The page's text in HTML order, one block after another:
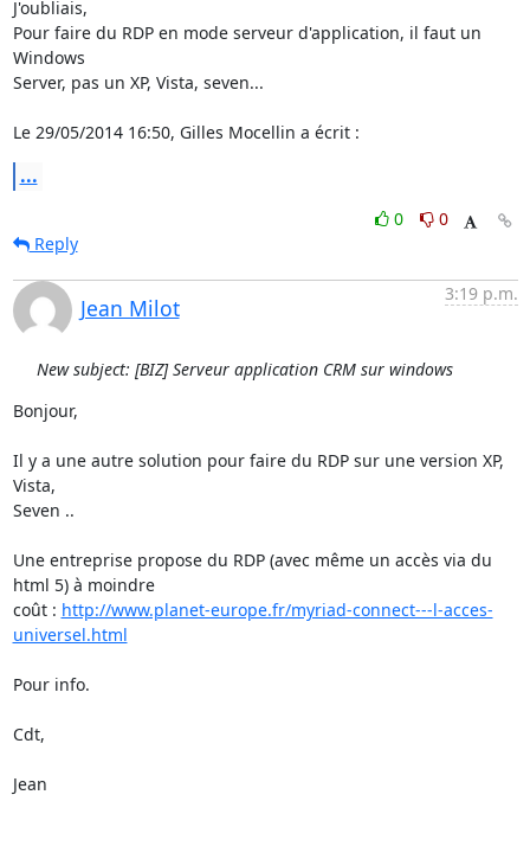
J'oubliais,
Pour faire du RDP en mode serveur d'application, il faut un
Windows
Server, pas un XP, Vista, seven...
Le 29/05/2014 16:50, Gilles Mocellin a écrit :
...
0
0
Reply
Jean Milot
3:19 p.m.
New subject: [BIZ] Serveur application CRM sur windows
Bonjour,
Il y a une autre solution pour faire du RDP sur une version XP,
Vista,
Seven ..
Une entreprise propose du RDP (avec même un accès via du
html 5) à moindre
coût : http://www.planet-europe.fr/myriad-connect---l-acces-
universel.html
Pour info.
Cdt,
Jean